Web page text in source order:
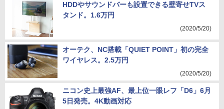
HDDやサウンドバーも設置できる壁寄せTVス
タンド。1.6万円
(2020/5/20)
オーテク、NC搭載「QUIET POINT」初の完全
ワイヤレス。2.5万円
(2020/5/20)
ニコン史上最強AF、最上位一眼レフ「D6」6月
5日発売。4K動画対応